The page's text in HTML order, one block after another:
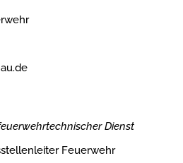
Dienst
Feuerwehr